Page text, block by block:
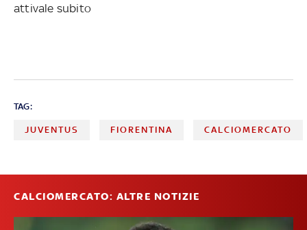
attivale subito
TAG:
JUVENTUS FIORENTINA CALCIOMERCATO
CALCIOMERCATO: ALTRE NOTIZIE